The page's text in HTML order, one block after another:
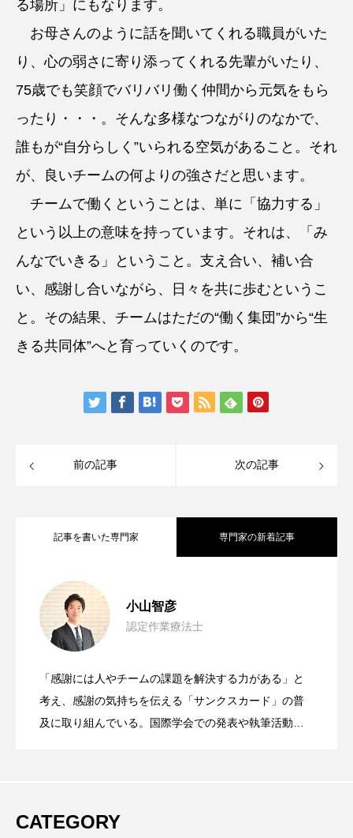
る場所」にもなります。
お母さんのように話を聞いてくれる職員がいた
り、心の弱さに寄り添ってくれる先輩がいたり、
75歳でも笑顔でバリバリ働く仲間から元気をもら
ったり・・・。そんな多様なつながりのなかで、
誰もが“自分らしく”いられる空気があること。それ
が、良いチームの何よりの強さだと思います。
チームで働くということは、単に「協力する」
という以上の意味を持っています。それは、「み
んなでいきる」ということ。支え合い、補い合
い、感謝し合いながら、日々を共に歩むというこ
と。その結果、チームはただの“働く集団”から“生
きる共同体”へと育っていくのです。
前の記事 次の記事
記事を書いた専門家 専門家の新着記事
小山智彦
認定作業療法士
「感謝には人やチームの課題を解決する力がある」と
考え、感謝の気持ちを伝える「サンクスカード」の普
及に取り組んでいる。国際学会での発表や執筆活動、
2026.07.15
2026.06.08
2026.05.15 「ミスは絶対ダメ」の空気が、現場の息
CATEGORY